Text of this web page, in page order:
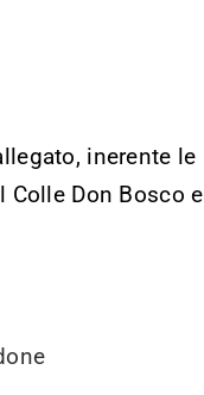
inerente le
Don Bosco e